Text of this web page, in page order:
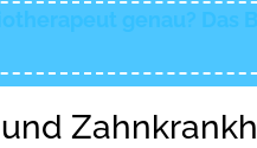
genau? Das